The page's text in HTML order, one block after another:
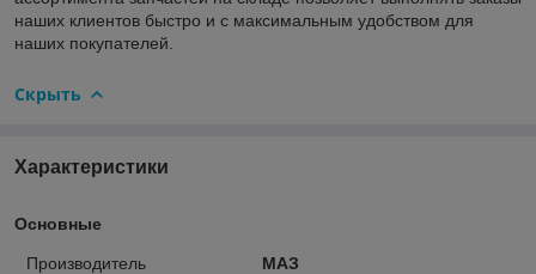
наших клиентов быстро и с максимальным удобством для
наших покупателей.
Скрыть
Характеристики
Основные
Производитель
МАЗ